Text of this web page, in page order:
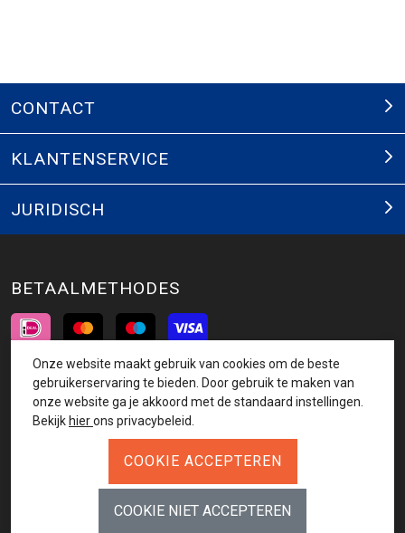
CONTACT
KLANTENSERVICE
JURIDISCH
BETAALMETHODES
INSCHRIJVEN NIEUWSBRIEF
Onze website maakt gebruik van cookies om de beste
gebruikerservaring te bieden. Door gebruik te maken van
onze website ga je akkoord met de standaard instellingen.
Bekijk hierons privacybeleid.